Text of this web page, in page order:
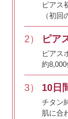
ピアス
（初回
2） ピア
ピアス
約8,000
3） 10日
チタン
肌に合